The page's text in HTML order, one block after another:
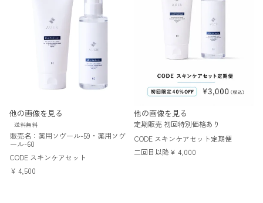
他の画像を見る
送料無料
販売名：薬用ソヴール-59・薬用ソヴ
ール-60
CODE スキンケアセット
¥ 4,500
他の画像を見る
定期販売 初回特別価格あり
CODE スキンケアセット定期便
二回目以降¥ 4,000